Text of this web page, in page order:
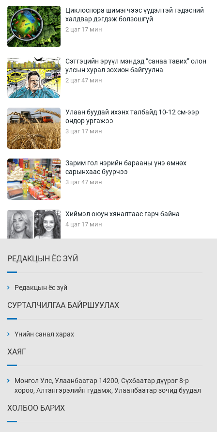
Циклоспора шимэгчээс үүдэлтэй гэдэсний
халдвар дэгдэж болзошгүй
2 цаг 17 мин
Сэтгэцийн эрүүл мэндэд “санаа тавих” олон
улсын хурал зохион байгуулна
2 цаг 47 мин
Улаан буудай ихэнх талбайд 10-12 см-ээр
өндөр ургажээ
3 цаг 17 мин
Зарим гол нэрийн барааны үнэ өмнөх
сарынхаас буурчээ
3 цаг 47 мин
Хиймэл оюун хяналтаас гарч байна
4 цаг 17 мин
4 цаг 47 мин
нэмэгджээ
5 цаг 17 мин
РЕДАКЦЫН ЁС ЗҮЙ
Редакцын ёс зүй
СУРТАЛЧИЛГАА БАЙРШУУЛАХ
Үнийн санал харах
ХАЯГ
Монгол Улс, Улаанбаатар 14200, Сүхбаатар дүүрэг 8-р
хороо, Алтангэрэлийн гудамж, Улаанбаатар зочид буудал
ХОЛБОО БАРИХ